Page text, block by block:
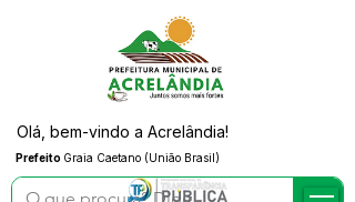
Prefeito Graia Caetano (União Brasil)
Olá, bem-vindo a Acrelândia!